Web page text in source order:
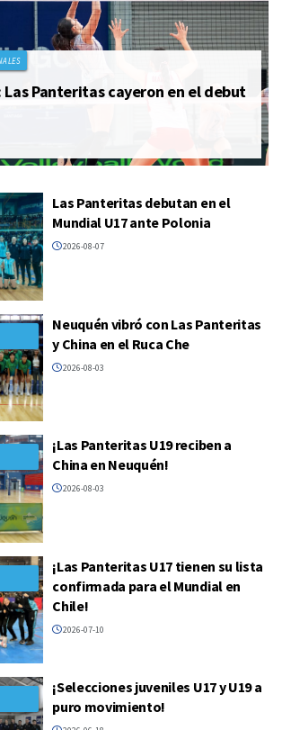
Las Panteritas cayeron en el debut
Las Panteritas debutan en el
Mundial U17 ante Polonia
2026-08-07
Neuquén vibró con Las Panteritas
y China en el Ruca Che
2026-08-03
¡Las Panteritas U19 reciben a
China en Neuquén!
2026-08-03
¡Las Panteritas U17 tienen su lista
confirmada para el Mundial en
Chile!
2026-07-10
¡Selecciones juveniles U17 y U19 a
puro movimiento!